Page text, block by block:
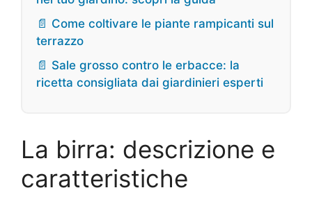
📄 Come coltivare le piante rampicanti sul
terrazzo
📄 Sale grosso contro le erbacce: la
ricetta consigliata dai giardinieri esperti
La birra: descrizione e
caratteristiche